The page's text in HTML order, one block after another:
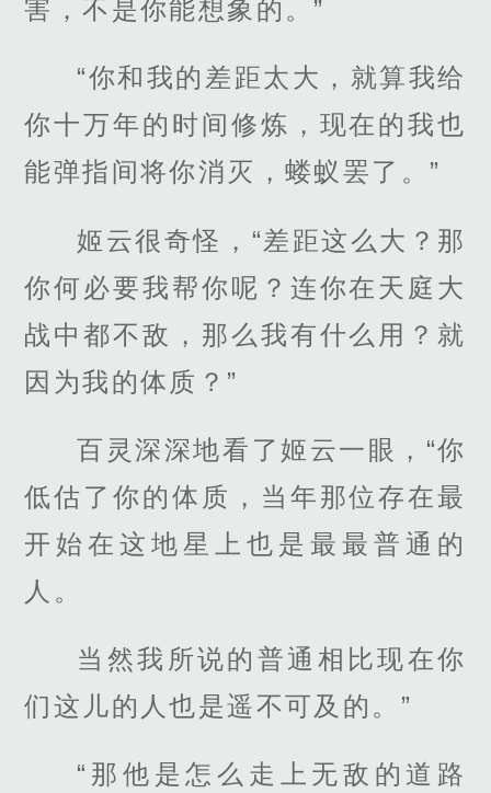
害，不是你能想象的。”
“你和我的差距太大，就算我给
你十万年的时间修炼，现在的我也
能弹指间将你消灭，蝼蚁罢了。”
姬云很奇怪，“差距这么大？那
你何必要我帮你呢？连你在天庭大
战中都不敌，那么我有什么用？就
因为我的体质？”
百灵深深地看了姬云一眼，“你
低估了你的体质，当年那位存在最
开始在这地星上也是最最普通的
人。
当然我所说的普通相比现在你
们这儿的人也是遥不可及的。”
“那他是怎么走上无敌的道路